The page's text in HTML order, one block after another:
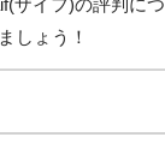
しょう！